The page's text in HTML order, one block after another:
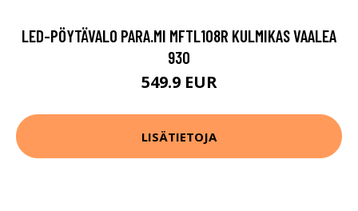
LED-PÖYTÄVALO PARA.MI MFTL108R KULMIKAS VAALEA
930
549.9 EUR
LISÄTIETOJA